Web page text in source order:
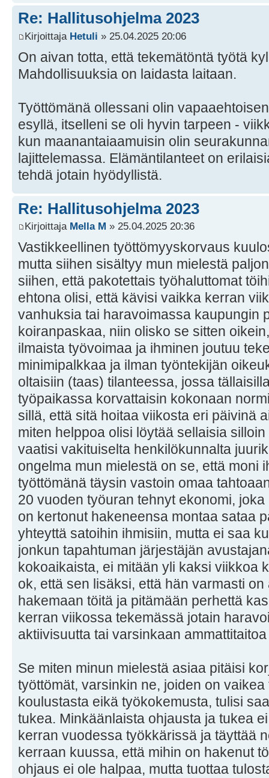
Re: Hallitusohjelma 2023
Kirjoittaja Hetuli » 25.04.2025 20:06
On aivan totta, että tekemätöntä työtä
Mahdollisuuksia on laidasta laitaan.
Työttömänä ollessani olin
esyllä, itselleni se oli hyvin tarpeen -
kun maanantaiaamuisin olin
lajittelemassa. Elämäntilanteet on
tehdä jotain hyödyllistä.
Re: Hallitusohjelma 2023
Kirjoittaja Mella M » 25.04.2025 20:36
Vastikkeellinen työttömyyskorvaus
mutta siihen sisältyy mun mielestä
siihen, että pakotettais työhaluttomat
ehtona olisi, että kävisi vaikka kerran
vanhuksia tai haravoimassa kaupungin
koiranpaskaa, niin olisko se sitten
ilmaista työvoimaa ja ihminen joutuu
minimipalkkaa ja ilman työntekijän
oltaisiin (taas) tilanteessa, jossa
työpaikassa korvattaisin kokonaan
sillä, että sitä hoitaa viikosta eri päivinä
miten helppoa olisi löytää sellaisia
vaatisi vakituiselta henkilökunnalta
ongelma mun mielestä on se, että moni
työttömänä täysin vastoin omaa
20 vuoden työuran tehnyt ekonomi,
on kertonut hakeneensa montaa sataa
yhteyttä satoihin ihmisiin, mutta ei saa
jonkun tapahtuman järjestäjän
kokoaikaista, ei mitään yli kaksi viikkoa
ok, että sen lisäksi, että hän varmasti
hakemaan töitä ja pitämään perhettä
kerran viikossa tekemässä jotain
aktiivisuutta tai varsinkaan
Se miten minun mielestä asiaa pitäisi
työttömät, varsinkin ne, joiden on
koulustasta eikä työkokemusta, tulisi
tukea. Minkäänlaista ohjausta ja tukea
kerran vuodessa työkkärissä ja täyttää
kerraan kuussa, että mihin on hakenut
ohjaus ei ole halpaa, mutta tuottaa